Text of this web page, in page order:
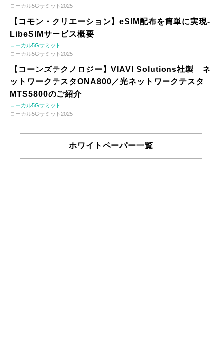
ローカル5Gサミット2025
【コモン・クリエーション】eSIM配布を簡単に実現-
LibeSIMサービス概要
ローカル5Gサミット
ローカル5Gサミット2025
【コーンズテクノロジー】VIAVI Solutions社製 ネ
ットワークテスタONA800／光ネットワークテスタ
MTS5800のご紹介
ローカル5Gサミット
ローカル5Gサミット2025
ホワイトペーパー一覧